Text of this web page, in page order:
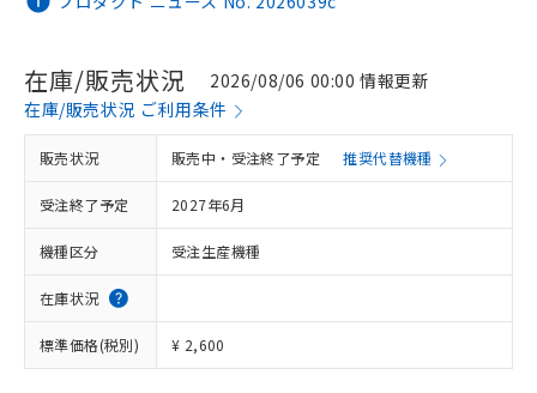
在庫/販売状況
2026/08/06 00:00 情報更新
在庫/販売状況 ご利用条件
販売状況 販売中・受注終了予定 推奨代替機種
受注終了予定 2027年6月
機種区分 受注生産機種
在庫状況
標準価格(税別) ¥ 2,600